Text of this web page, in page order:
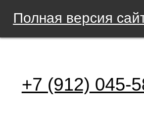
Полная версия
+7 (912) 045-